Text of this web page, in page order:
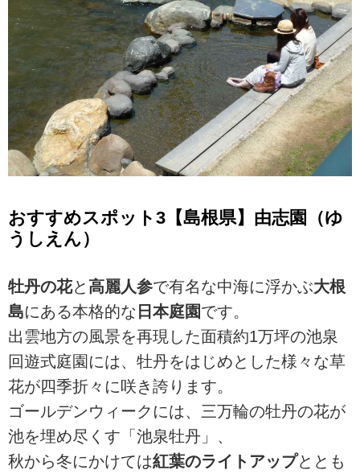
おすすめスポット3【島根県】由志園（ゆ
うしえん）
牡丹の花と高麗人参で有名な中海に浮かぶ大根
島にある本格的な 日本庭園です。
出雲地方の風景を再現した面積約1万坪の池泉
回遊式庭園には、牡丹をはじめとした様々な草
花が四季折々に咲き誇ります。
ゴールデンウィークには、三万輪の牡丹の花が
池を埋め尽くす「池泉牡丹」、
秋から冬にかけては紅葉のライトアップととも